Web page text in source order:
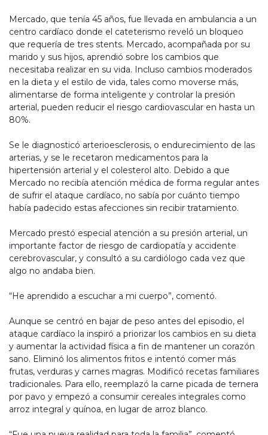
Mercado, que tenía 45 años, fue llevada en ambulancia a un
centro cardíaco donde el cateterismo reveló un bloqueo
que requería de tres stents. Mercado, acompañada por su
marido y sus hijos, aprendió sobre los cambios que
necesitaba realizar en su vida. Incluso cambios moderados
en la dieta y el estilo de vida, tales como moverse más,
alimentarse de forma inteligente y controlar la presión
arterial, pueden reducir el riesgo cardiovascular en hasta un
80%.
Se le diagnosticó arterioesclerosis, o endurecimiento de las
arterias, y se le recetaron medicamentos para la
hipertensión arterial y el colesterol alto. Debido a que
Mercado no recibía atención médica de forma regular antes
de sufrir el ataque cardíaco, no sabía por cuánto tiempo
había padecido estas afecciones sin recibir tratamiento.
Mercado prestó especial atención a su presión arterial, un
importante factor de riesgo de cardiopatía y accidente
cerebrovascular, y consultó a su cardiólogo cada vez que
algo no andaba bien.
“He aprendido a escuchar a mi cuerpo”, comentó.
Aunque se centró en bajar de peso antes del episodio, el
ataque cardíaco la inspiró a priorizar los cambios en su dieta
y aumentar la actividad física a fin de mantener un corazón
sano. Eliminó los alimentos fritos e intentó comer más
frutas, verduras y carnes magras. Modificó recetas familiares
tradicionales. Para ello, reemplazó la carne picada de ternera
por pavo y empezó a consumir cereales integrales como
arroz integral y quínoa, en lugar de arroz blanco.